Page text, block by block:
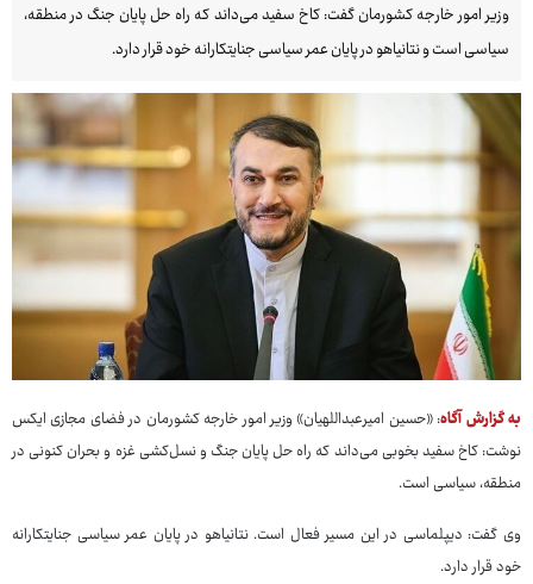
وزیر امور خارجه کشورمان گفت: کاخ سفید می‌داند که راه حل پایان جنگ در منطقه،
سیاسی است و نتانیاهو در پایان عمر سیاسی جنایتکارانه خود قرار دارد.
به گزارش آگاه: «حسین امیرعبداللهیان» وزیر امور خارجه کشورمان در فضای مجازی ایکس
نوشت: کاخ سفید بخوبی می‌داند که راه حل پایان جنگ و نسل‌کشی غزه و بحران کنونی در
منطقه، سیاسی است.
وی گفت: دیپلماسی در این مسیر فعال است. نتانیاهو در پایان عمر سیاسی جنایتکارانه
خود قرار دارد.